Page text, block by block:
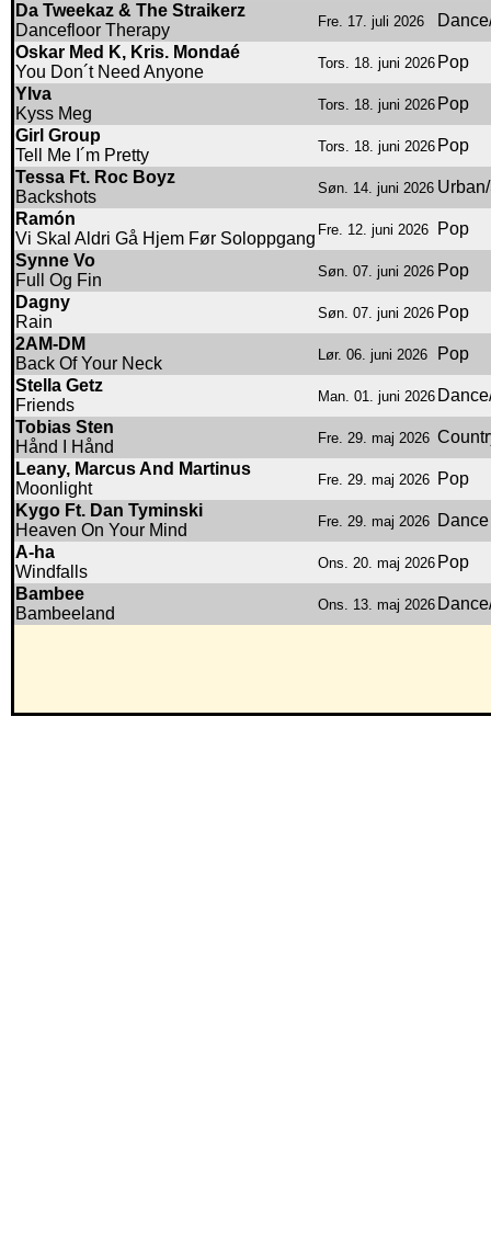
Da Tweekaz & The Straikerz
Dancefloor Therapy
Fre. 17. juli 2026
Oskar Med K, Kris. Mondaé
You Don´t Need Anyone
Tors. 18. juni 2026 Pop
Ylva
Kyss Meg
Tors. 18. juni 2026 Pop
Girl Group
Tell Me I´m Pretty
Tors. 18. juni 2026 Pop
Tessa Ft. Roc Boyz
Backshots
Søn. 14. juni 2026
Ramón
Vi Skal Aldri Gå Hjem Før Soloppgang Fre. 12. juni 2026
Pop
Synne Vo
Full Og Fin
Søn. 07. juni 2026 Pop
Dagny
Rain
Søn. 07. juni 2026 Pop
2AM-DM
Back Of Your Neck
Lør. 06. juni 2026
Pop
Stella Getz
Friends
Man. 01. juni 2026
Tobias Sten
Hånd I Hånd
Fre. 29. maj 2026
Leany, Marcus And Martinus
Moonlight
Fre. 29. maj 2026 Pop
Kygo Ft. Dan Tyminski
Heaven On Your Mind
Fre. 29. maj 2026 Dance
A-ha
Windfalls
Ons. 20. maj 2026 Pop
Bambee
Bambeeland
Ons. 13. maj 2026